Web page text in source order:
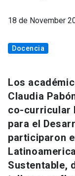
18 de November
Docencia
Los
Claudia
co-curricular
para el
participaron
Sustentable,